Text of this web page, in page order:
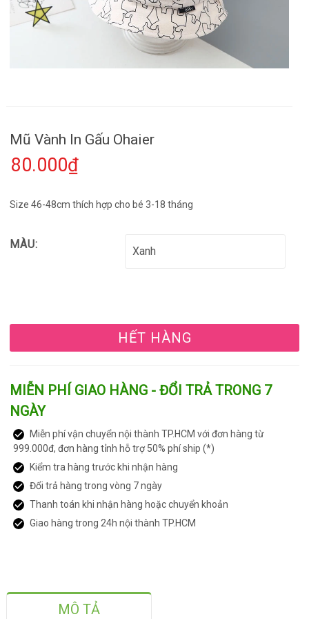
Mũ Vành In Gấu Ohaier
80.000₫
Size 46-48cm thích hợp cho bé 3-18 tháng
MÀU:
HẾT HÀNG
MIỄN PHÍ GIAO HÀNG - ĐỔI TRẢ TRONG 7
NGÀY
Miễn phí vận chuyển nội thành TP.HCM với đơn hàng từ
999.000đ, đơn hàng tỉnh hỗ trợ 50% phí ship (*)
Kiểm tra hàng trước khi nhận hàng
Đổi trả hàng trong vòng 7 ngày
Thanh toán khi nhận hàng hoặc chuyển khoản
Giao hàng trong 24h nội thành TP.HCM
MÔ TẢ